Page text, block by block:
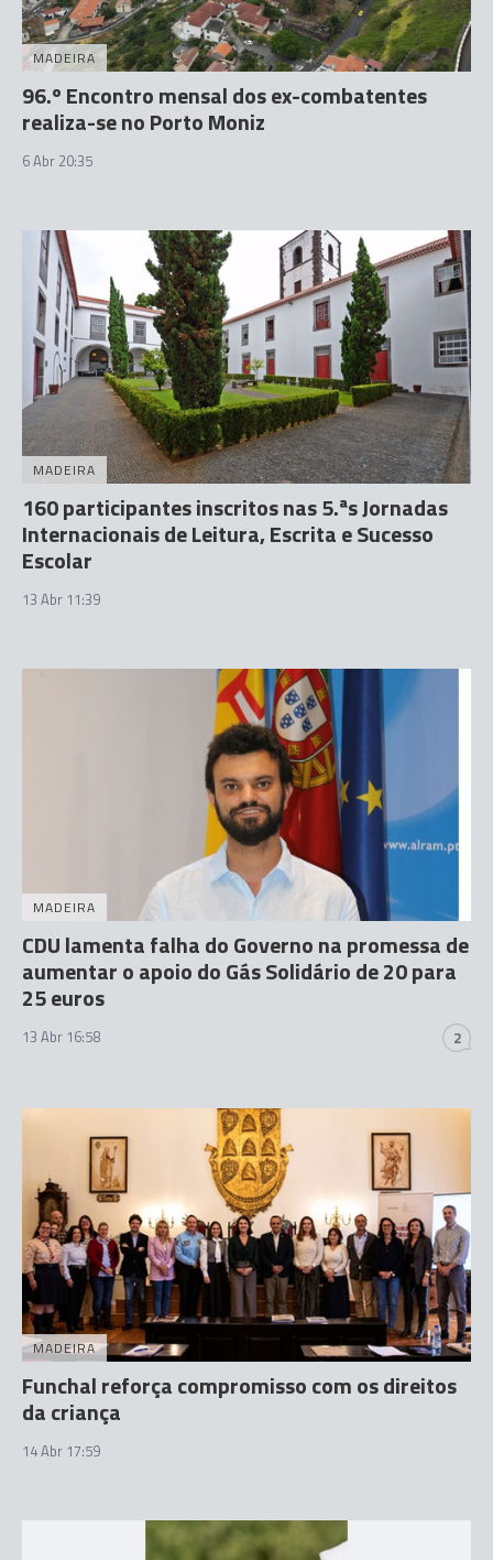
MADEIRA
96.º Encontro mensal dos ex-combatentes
realiza-se no Porto Moniz
6 Abr 20:35
MADEIRA
160 participantes inscritos nas 5.ªs Jornadas
Internacionais de Leitura, Escrita e Sucesso
Escolar
13 Abr 11:39
MADEIRA
CDU lamenta falha do Governo na promessa de
aumentar o apoio do Gás Solidário de 20 para
25 euros
13 Abr 16:58 2
MADEIRA
Funchal reforça compromisso com os direitos
da criança
14 Abr 17:59